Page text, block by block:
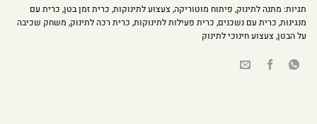
תגיות: מתנה לתינוק, פיתוח מוטוריקה, צעצוע לתינוקות, כרית זמן בטן, כרית עם
מנגינות, כרית עם נשכנים, כרית פעילות לתינוקות, כרית רכה לתינוק, משחק שכיבה
על הבטן, צעצוע חינוכי לתינוק